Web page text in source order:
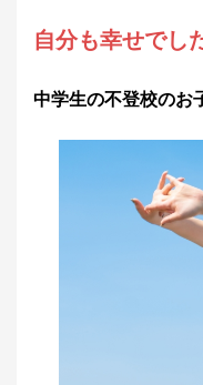
自分も幸せでし
中学生の不登校のお